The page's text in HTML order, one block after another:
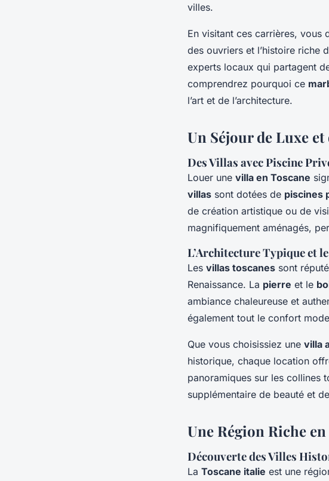
villes.
En visitant ces carrières, vous
des ouvriers et l’histoire riche
experts locaux qui partagent
comprendrez pourquoi ce
l’art et de l’architecture.
Un Séjour de Luxe
Des Villas avec Piscine
Louer une villa en Toscane
villas sont dotées de piscines
de création artistique ou de
magnifiquement aménagés,
L’Architecture Typique et
Les villas toscanes sont
Renaissance. La pierre et le
ambiance chaleureuse et
également tout le confort
Que vous choisissiez une villa
historique, chaque location
panoramiques sur les collines
supplémentaire de beauté et
Une Région Riche
Découverte des Villes
La Toscane italie est une